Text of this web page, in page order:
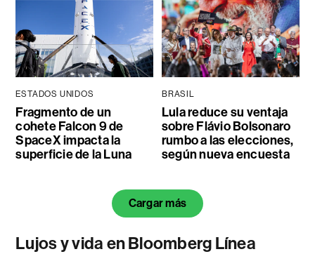
ESTADOS UNIDOS
Fragmento de un
cohete Falcon 9 de
SpaceX impacta la
superficie de la Luna
BRASIL
Lula reduce su ventaja
sobre Flávio Bolsonaro
rumbo a las elecciones,
según nueva encuesta
Cargar más
Lujos y vida en Bloomberg Línea